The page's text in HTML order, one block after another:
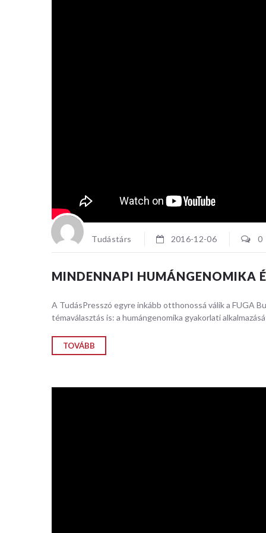
Tudástárs 2016-12-06 0
MINDENNAPI HUMÁNGENOMIKA
A TudásPresszó egyre inkább otthonossá válik a FUGA
témaválasztás is: a humángenomika gyakorlati
TOVÁBB
igazodó
mérnöki